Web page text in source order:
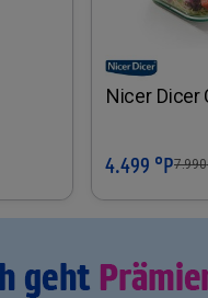
Nicer Dicer
In
4.499 °P7.990